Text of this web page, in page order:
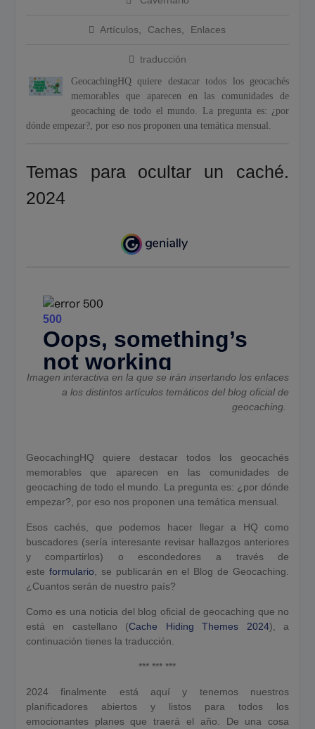
Evento del 1 de mayo de
Artículos Caches Enlaces
traducción
GeocachingHQ quiere destacar todos los geocachés
memorables que aparecen en las comunidades de
geocaching de todo el mundo. La pregunta es: ¿por
dónde empezar?, por eso nos proponen una temática mensual.
Temas para ocultar un caché.
2024
Imagen interactiva en la que se irán insertando los enlaces
a los distintos artículos temáticos del blog oficial de
geocaching.
GeocachingHQ quiere destacar todos los geocachés
memorables que aparecen en las comunidades de
geocaching de todo el mundo. La pregunta es: ¿por dónde
empezar?, por eso nos proponen una temática mensual.
Esos cachés, que podemos hacer llegar a HQ como
buscadores (sería interesante revisar hallazgos anteriores
y compartirlos) o escondedores a través de
este formulario , se publicarán en el Blog de Geocaching.
¿Cuantos serán de nuestro país?
Como es una noticia del blog oficial de geocaching que no
está en castellano (Cache Hiding Themes 2024), a
continuación tienes la traducción.
*** *** ***
2024 finalmente está aquí y tenemos nuestros
planificadores abiertos y listos para todos los
emocionantes planes que traerá el año. De una cosa